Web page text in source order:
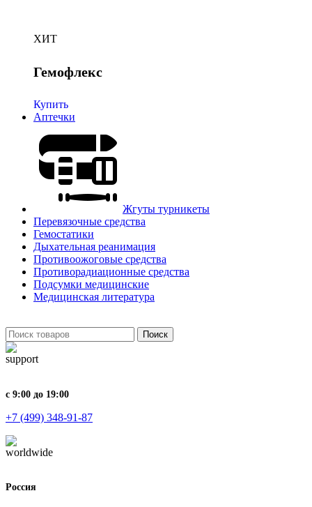
ХИТ
Гемофлекс
Купить
Аптечки
Жгуты турникеты
Перевязочные средства
Гемостатики
Дыхательная реанимация
Противоожоговые средства
Противорадиационные средства
Подсумки медицинские
Медицинская литература
Поиск
с 9:00 до 19:00
+7 (499) 348-91-87
Россия